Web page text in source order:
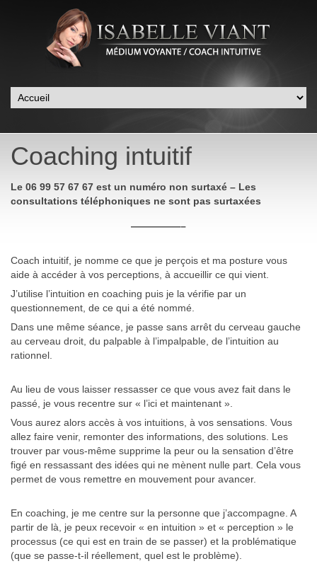
Coaching intuitif
Le 06 99 57 67 67 est un numéro non surtaxé – Les
consultations téléphoniques ne sont pas surtaxées
—————–
Coach intuitif, je nomme ce que je perçois et ma posture vous
aide à accéder à vos perceptions, à accueillir ce qui vient.
J’utilise l’intuition en coaching puis je la vérifie par un
questionnement, de ce qui a été nommé.
Dans une même séance, je passe sans arrêt du cerveau gauche
au cerveau droit, du palpable à l’impalpable, de l’intuition au
rationnel.
Au lieu de vous laisser ressasser ce que vous avez fait dans le
passé, je vous recentre sur « l’ici et maintenant ».
Vous aurez alors accès à vos intuitions, à vos sensations. Vous
allez faire venir, remonter des informations, des solutions. Les
trouver par vous-même supprime la peur ou la sensation d’être
figé en ressassant des idées qui ne mènent nulle part. Cela vous
permet de vous remettre en mouvement pour avancer.
En coaching, je me centre sur la personne que j’accompagne. A
partir de là, je peux recevoir « en intuition » et « perception » le
processus (ce qui est en train de se passer) et la problématique
(que se passe-t-il réellement, quel est le problème).